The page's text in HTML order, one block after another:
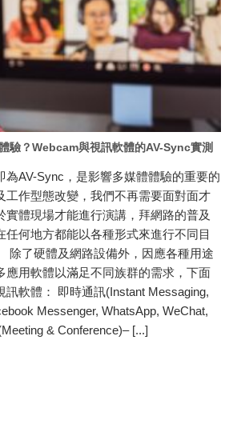
驗？Webcam與視訊軟體的AV-Sync實測
為AV-Sync，是影響多媒體體驗的重要的
工作型態改變，我們不再需要面對面才
實體現場才能進行演講，拜網路的普及
任何地方都能以各種形式來進行不同目
除了硬體及網路設備外，因應各種用途
應用軟體以滿足不同族群的需求，下面
訊軟體： 即時通訊(Instant Messaging,
Messenger, WhatsApp, WeChat,
& Conference)– [...]